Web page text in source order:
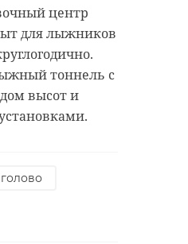
центр
для лыжников
тоннель с
высот и